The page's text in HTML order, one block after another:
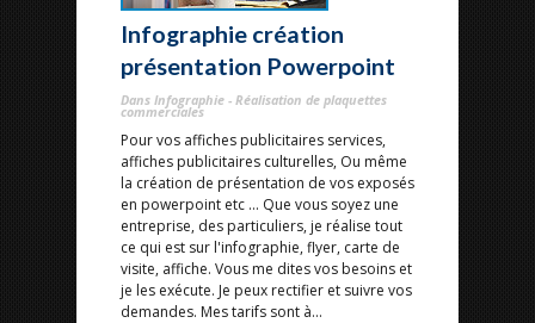
Infographie création
présentation Powerpoint
Dans Infographie - Réalisation de plaquettes
commerciales
Pour vos affiches publicitaires services,
affiches publicitaires culturelles, Ou même
la création de présentation de vos exposés
en powerpoint etc ... Que vous soyez une
entreprise, des particuliers, je réalise tout
ce qui est sur l'infographie, flyer, carte de
visite, affiche. Vous me dites vos besoins et
je les exécute. Je peux rectifier et suivre vos
demandes. Mes tarifs sont à...